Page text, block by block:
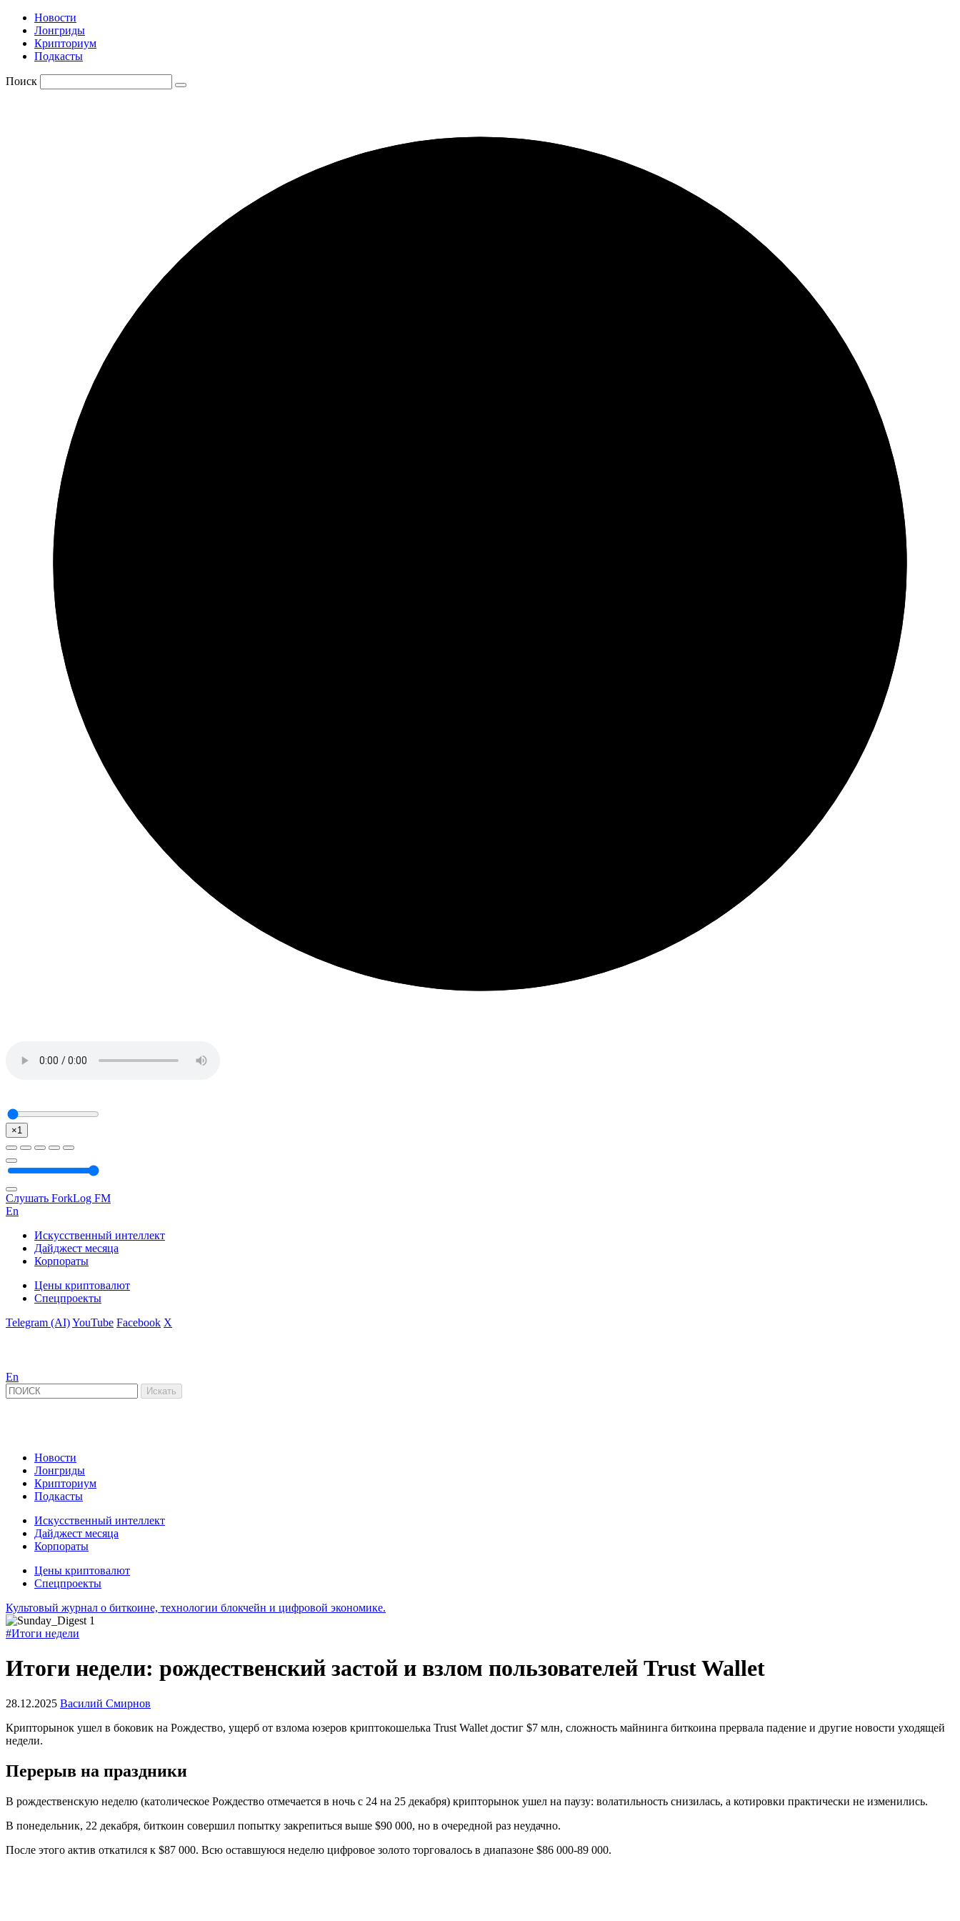
Новости
Лонгриды
Крипториум
Подкасты
Поиск
×1
Слушать ForkLog FM
En
Искусственный интеллект
Дайджест месяца
Корпораты
Цены криптовалют
Спецпроекты
Telegram (AI)YouTube Facebook X
En
Новости
Лонгриды
Крипториум
Подкасты
Искусственный интеллект
Дайджест месяца
Корпораты
Цены криптовалют
Спецпроекты
Культовый журнал о биткоине, технологии блокчейн и цифровой экономике.
#Итоги недели
Итоги недели: рождественский застой и взлом пользователей Trust Wallet
28.12.2025 Василий Смирнов
Крипторынок ушел в боковик на Рождество, ущерб от взлома юзеров криптокошелька Trust Wallet достиг $7 млн, сложность майнинга биткоина прервала падение и другие новости уходящей
недели.
Перерыв на праздники
В рождественскую неделю (католическое Рождество отмечается в ночь с 24 на 25 декабря) крипторынок ушел на паузу: волатильность снизилась, а котировки практически не изменились.
В понедельник, 22 декабря, биткоин совершил попытку закрепиться выше $90 000, но в очередной раз неудачно.
После этого актив откатился к $87 000. Всю оставшуюся неделю цифровое золото торговалось в диапазоне $86 000-89 000.